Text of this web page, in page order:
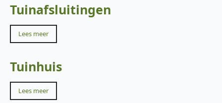
Tuinafsluitingen
Lees meer
Tuinhuis
Lees meer